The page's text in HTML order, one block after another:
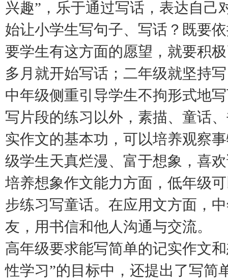
兴趣”，乐于通过写话，表达自己
始让小学生写句子、写话？既要
要学生有这方面的愿望，就要积
多月就开始写话；二年级就坚持
中年级侧重引导学生不拘形式地
写片段的练习以外，素描、童话
实作文的基本功，可以培养观察
级学生天真烂漫、富于想象，喜
培养想象作文能力方面，低年级
步练习写童话。在应用文方面，
友，用书信和他人沟通与交流。
高年级要求能写简单的记实作文
性学习”的目标中，还提出了写简